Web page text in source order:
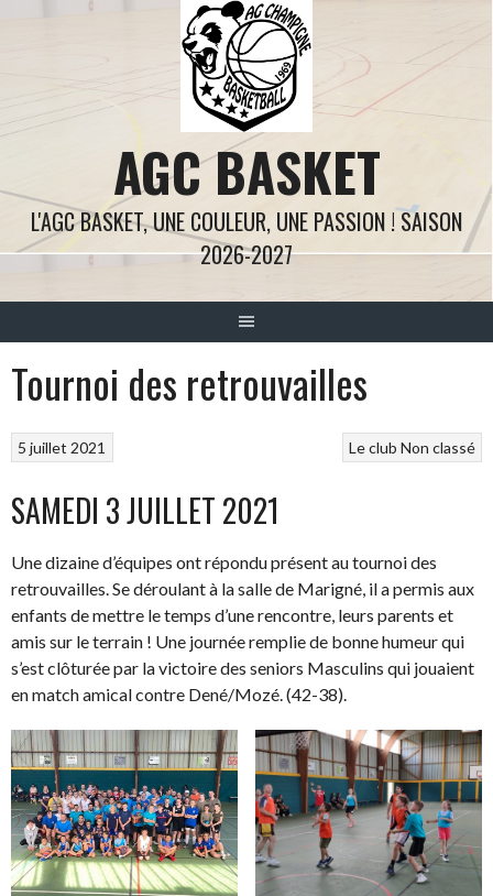
AGC BASKET
L'AGC BASKET, UNE COULEUR, UNE PASSION ! SAISON
2026-2027
Tournoi des retrouvailles
Le club Non classé
5 juillet 2021
SAMEDI 3 JUILLET 2021
Une dizaine d’équipes ont répondu présent au tournoi des
retrouvailles. Se déroulant à la salle de Marigné, il a permis aux
enfants de mettre le temps d’une rencontre, leurs parents et
amis sur le terrain ! Une journée remplie de bonne humeur qui
s’est clôturée par la victoire des seniors Masculins qui jouaient
en match amical contre Dené/Mozé. (42-38).